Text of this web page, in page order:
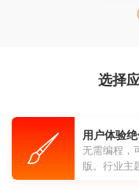
选择
用户体验
无需编程，
版。行业主